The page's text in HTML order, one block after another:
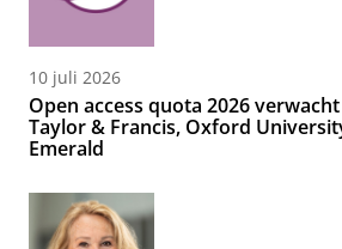
10 juli 2026
Open access quota 2026
Taylor & Francis, Oxford
Emerald